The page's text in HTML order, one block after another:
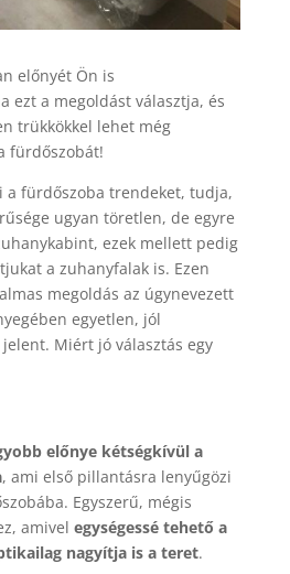
előnyét Ön is
ezt a megoldást választja, és
trükkökkel lehet még
fürdőszobát!
a fürdőszoba trendeket, tudja,
ugyan töretlen, de egyre
ezek mellett pedig
a zuhanyfalak is. Ezen
megoldás az úgynevezett
egyetlen, jól
Miért jó választás egy
előnye kétségkívül a
, ami első pillantásra lenyűgözi
Egyszerű, mégis
amivel egységessé tehető a
nagyítja is a teret.